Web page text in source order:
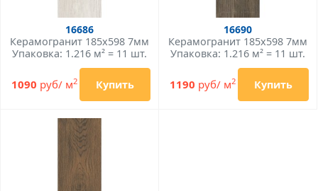
16686
Керамогранит 185x598 7мм
Упаковка: 1.216 м² = 11 шт.
1090 руб/ м2 Купить
16690
Керамогранит 185x598 7мм
Упаковка: 1.216 м² = 11 шт.
1190 руб/ м2 Купить